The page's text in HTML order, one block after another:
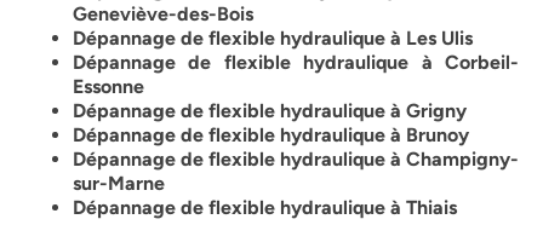
Geneviève-des-Bois
Dépannage de flexible hydraulique à Les Ulis
Dépannage de flexible hydraulique à Corbeil-
Essonne
Dépannage de flexible hydraulique à Grigny
Dépannage de flexible hydraulique à Brunoy
Dépannage de flexible hydraulique à Champigny-
sur-Marne
Dépannage de flexible hydraulique à Thiais